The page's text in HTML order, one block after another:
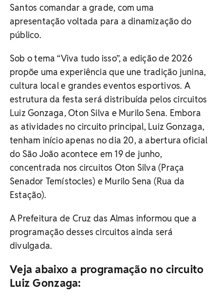
Santos comandar a grade, com uma
apresentação voltada para a dinamização do
público.
Sob o tema “Viva tudo isso”, a edição de 2026
propõe uma experiência que une tradição junina,
cultura local e grandes eventos esportivos. A
estrutura da festa será distribuída pelos circuitos
Luiz Gonzaga, Oton Silva e Murilo Sena. Embora
as atividades no circuito principal, Luiz Gonzaga,
tenham início apenas no dia 20, a abertura oficial
do São João acontece em 19 de junho,
concentrada nos circuitos Oton Silva (Praça
Senador Temístocles) e Murilo Sena (Rua da
Estação).
A Prefeitura de Cruz das Almas informou que a
programação desses circuitos ainda será
divulgada.
Veja abaixo a programação no circuito
Luiz Gonzaga: